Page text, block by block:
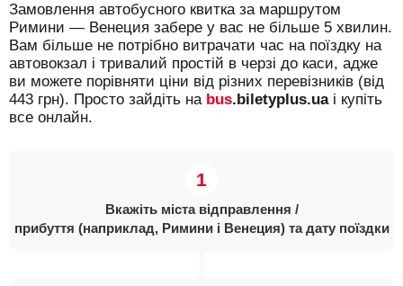
Замовлення автобусного квитка за маршрутом
Римини — Венеция забере у вас не більше 5 хвилин.
Вам більше не потрібно витрачати час на поїздку на
автовокзал і тривалий простій в черзі до каси, адже
ви можете порівняти ціни від різних перевізників (від
443 грн). Просто зайдіть на bus.biletyplus.uaі купіть
все онлайн.
Вкажіть міста відправлення /
прибуття (наприклад, Римини і Венеция) та дату поїздки